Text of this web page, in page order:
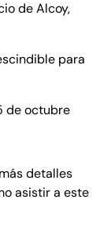
de Alcoy,
para
de octubre
detalles
asistir a este